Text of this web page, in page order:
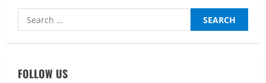
Search
for:
FOLLOW US